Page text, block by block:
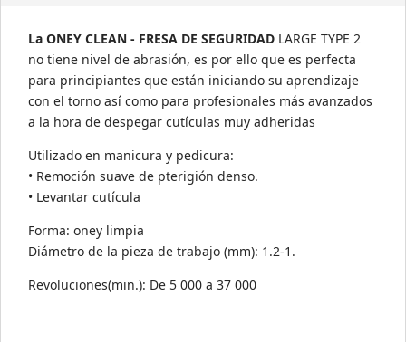
cantidadLa ONEY CLEAN - FRESA DE SEGURIDAD LARGE TYPE 2
no tiene nivel de abrasión, es por ello que es perfecta
para principiantes que están iniciando su aprendizaje
con el torno así como para profesionales más avanzados
a la hora de despegar cutículas muy adheridas
Utilizado en manicura y pedicura:
• Remoción suave de pterigión denso.
• Levantar cutícula
Forma: oney limpia
Diámetro de la pieza de trabajo (mm): 1.2-1.
Revoluciones(min.): De 5 000 a 37 000